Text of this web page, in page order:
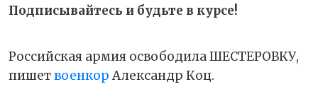
Подписывайтесь и будьте в курсе!
Российская армия освободила ШЕСТЕРОВКУ,
пишетвоенкор Александр Коц.